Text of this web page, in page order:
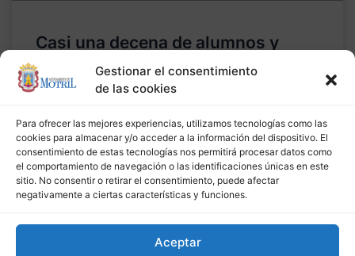
Gestionar el consentimiento
de las cookies
Para ofrecer las mejores experiencias, utilizamos tecnologías como las
cookies para almacenar y/o acceder a la información del dispositivo. El
consentimiento de estas tecnologías nos permitirá procesar datos como
el comportamiento de navegación o las identificaciones únicas en este
sitio. No consentir o retirar el consentimiento, puede afectar
negativamente a ciertas características y funciones.
Aceptar
Casi una decena de alumnos y
alumnas del IES La Zafra reciben el
diploma de Mediadores para la
20 de diciembre de 2017